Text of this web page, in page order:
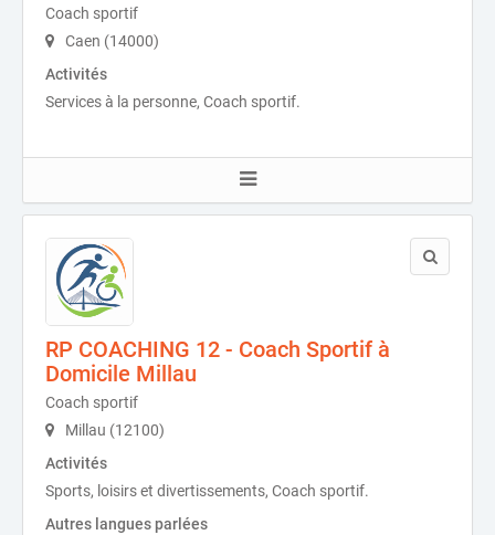
Coach sportif
Caen (14000)
Activités
Services à la personne, Coach sportif.
RP COACHING 12 - Coach Sportif à
Domicile Millau
Coach sportif
Millau (12100)
Activités
Sports, loisirs et divertissements, Coach sportif.
Autres langues parlées